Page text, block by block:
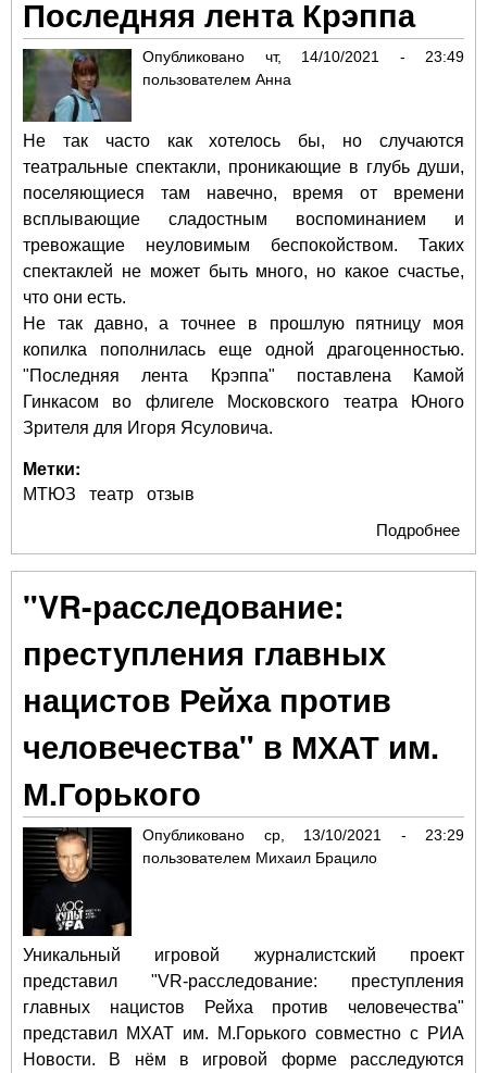
Последняя лента Крэппа
Опубликовано чт, 14/10/2021 - 23:49
пользователем Анна
Не так часто как хотелось бы, но случаются
театральные спектакли, проникающие в глубь души,
поселяющиеся там навечно, время от времени
всплывающие сладостным воспоминанием и
тревожащие неуловимым беспокойством. Таких
спектаклей не может быть много, но какое счастье,
что они есть.
Не так давно, а точнее в прошлую пятницу моя
копилка пополнилась еще одной драгоценностью.
"Последняя лента Крэппа" поставлена Камой
Гинкасом во флигеле Московского театра Юного
Зрителя для Игоря Ясуловича.
Метки:
МТЮЗ театр
отзыв
Подробнее
"VR-расследование:
преступления главных
нацистов Рейха против
человечества" в МХАТ им.
М.Горького
Опубликовано ср, 13/10/2021 - 23:29
пользователем Михаил Брацило
Уникальный игровой журналистский проект
представил "VR-расследование: преступления
главных нацистов Рейха против человечества"
представил МХАТ им. М.Горького совместно с РИА
Новости. В нём в игровой форме расследуются